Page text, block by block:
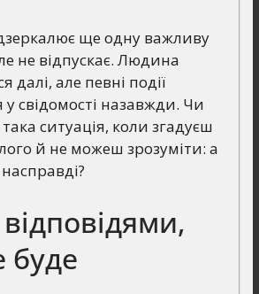
ще одну важливу
не відпускає. Людина
далі, але певні події
свідомості назавжди. Чи
ситуація, коли згадуєш
й не можеш зрозуміти: а
буде